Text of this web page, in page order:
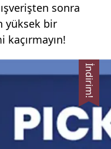
sonra
yüksek bir
İndirim!